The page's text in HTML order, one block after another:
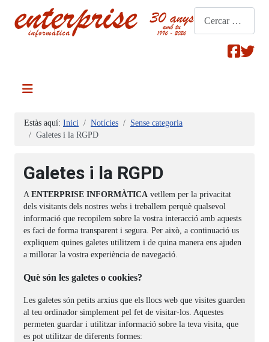
Estàs aquí: Inici Notícies
Sense categoria
Galetes i la RGPD
Galetes i la RGPD
A ENTERPRISE INFORMÀTICA vetllem per la privacitat
dels visitants dels nostres webs i treballem perquè qualsevol
informació que recopilem sobre la vostra interacció amb aquests
es faci de forma transparent i segura. Per això, a continuació us
expliquem quines galetes utilitzem i de quina manera ens ajuden
a millorar la vostra experiència de navegació.
Què són les galetes o cookies?
Les galetes són petits arxius que els llocs web que visites guarden
al teu ordinador simplement pel fet de visitar-los. Aquestes
permeten guardar i utilitzar informació sobre la teva visita, que
es pot utilitzar de diferents formes: